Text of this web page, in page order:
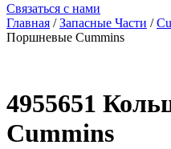
Связаться с нами
Главная /Запасные Части /
Поршневые Cummins
4955651
Cummins